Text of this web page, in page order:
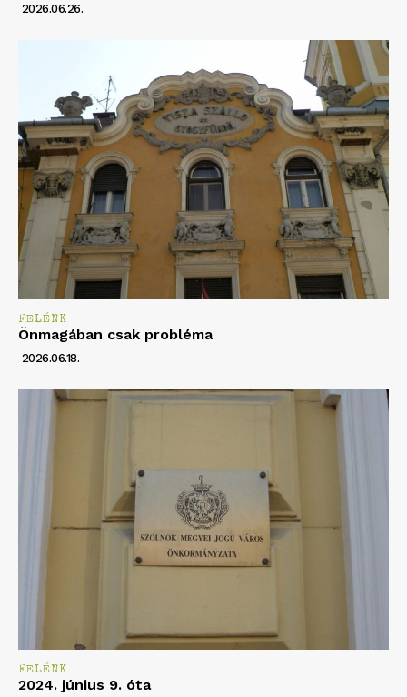
2026.06.26.
FELÉNK
Önmagában csak probléma
2026.06.18.
FELÉNK
2024. június 9. óta